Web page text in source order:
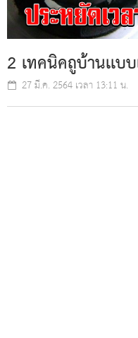
2 เทคนิคถูบ้านเเบ
27 มี.ค. 2564 เวลา 13:11 น.